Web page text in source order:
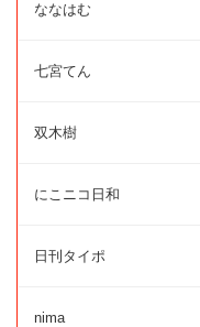
ななはむ
七宮てん
双木樹
にこニコ日和
日刊タイポ
nima